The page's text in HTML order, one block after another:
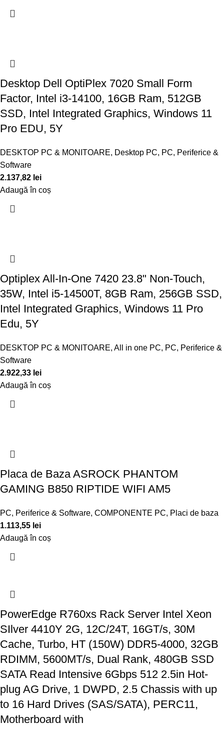
Desktop Dell OptiPlex 7020 Small Form
Factor, Intel i3-14100, 16GB Ram, 512GB
SSD, Intel Integrated Graphics, Windows 11
Pro EDU, 5Y
DESKTOP PC & MONITOARE, Desktop PC, PC, Periferice &
Software
2.137,82 lei
Adaugă în coș
Optiplex All-In-One 7420 23.8" Non-Touch,
35W, Intel i5-14500T, 8GB Ram, 256GB SSD,
Intel Integrated Graphics, Windows 11 Pro
Edu, 5Y
DESKTOP PC & MONITOARE, All in one PC, PC, Periferice &
Software
2.922,33 lei
Adaugă în coș
Placa de Baza ASROCK PHANTOM
GAMING B850 RIPTIDE WIFI AM5
PC, Periferice & Software, COMPONENTE PC, Placi de baza
1.113,55 lei
Adaugă în coș
PowerEdge R760xs Rack Server Intel Xeon
SIlver 4410Y 2G, 12C/24T, 16GT/s, 30M
Cache, Turbo, HT (150W) DDR5-4000, 32GB
RDIMM, 5600MT/s, Dual Rank, 480GB SSD
SATA Read Intensive 6Gbps 512 2.5in Hot-
plug AG Drive, 1 DWPD, 2.5 Chassis with up
to 16 Hard Drives (SAS/SATA), PERC11,
Motherboard with